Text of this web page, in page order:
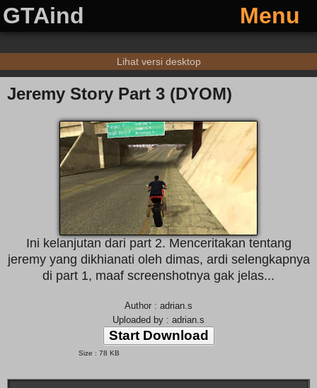
GTAind Menu
Lihat versi desktop
Jeremy Story Part 3 (DYOM)
Ini kelanjutan dari part 2. Menceritakan tentang
jeremy yang dikhianati oleh dimas, ardi selengkapnya
di part 1, maaf screenshotnya gak jelas...
Author : adrian.s
Uploaded by : adrian.s
Start Download
Size : 78 KB